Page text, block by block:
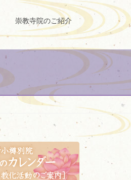
崇教寺院のご紹介